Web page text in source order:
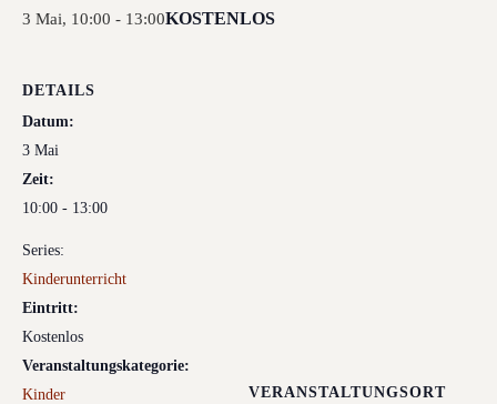
3 Mai, 10:00 - 13:00KOSTENLOS
DETAILS
Datum:
3 Mai
Zeit:
10:00 - 13:00
Series:
Kinderunterricht
Eintritt:
Kostenlos
Veranstaltungskategorie:
Kinder
VERANSTALTUNGSORT